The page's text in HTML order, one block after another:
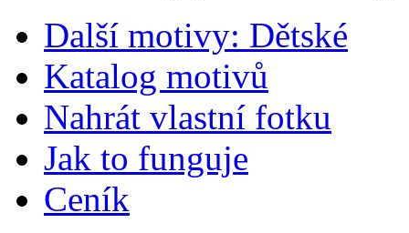
Další motivy: Dětské
Katalog motivů
Nahrát vlastní fotku
Jak to funguje
Ceník